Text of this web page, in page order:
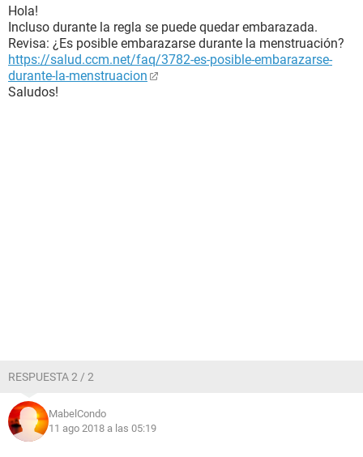
Hola!
Incluso durante la regla se puede quedar embarazada.
Revisa: ¿Es posible embarazarse durante la menstruación?
https://salud.ccm.net/faq/3782-es-posible-embarazarse-
durante-la-menstruacion
Saludos!
RESPUESTA 2 / 2
MabelCondo
11 ago 2018 a las 05:19